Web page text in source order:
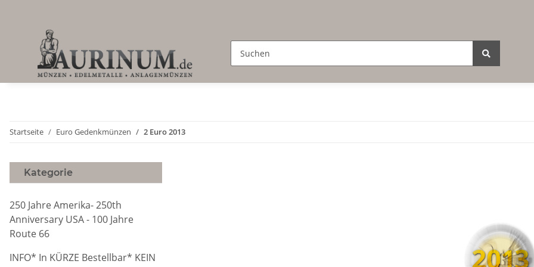
Startseite Euro Gedenkmünzen 2 Euro 2013
Kategorie
250 Jahre Amerika- 250th
Anniversary USA - 100 Jahre
Route 66
INFO* In KÜRZE Bestellbar* KEIN